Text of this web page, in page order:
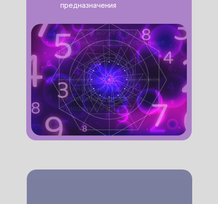
предназначения
Как числа могут отразить
кармические уроки и прошлые
жизни
Разбор примеров участников
интенсива на тему:
реализации, профессии,
отношений и др.